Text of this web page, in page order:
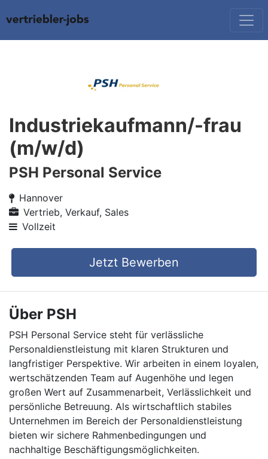
Industriekaufmann/-frau
(m/w/d)
PSH Personal Service
Hannover
Vertrieb, Verkauf, Sales
Vollzeit
Jetzt Bewerben
Über PSH
PSH Personal Service steht für verlässliche
Personaldienstleistung mit klaren Strukturen und
langfristiger Perspektive. Wir arbeiten in einem loyalen,
wertschätzenden Team auf Augenhöhe und legen
großen Wert auf Zusammenarbeit, Verlässlichkeit und
persönliche Betreuung. Als wirtschaftlich stabiles
Unternehmen im Bereich der Personaldienstleistung
bieten wir sichere Rahmenbedingungen und
nachhaltige Beschäftigungsmöglichkeiten.